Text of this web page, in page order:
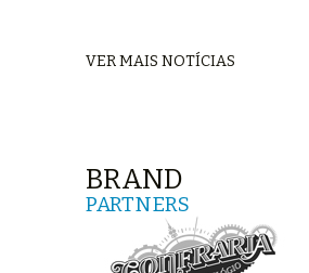
VER MAIS NOTÍCIAS
BRAND
PARTNERS